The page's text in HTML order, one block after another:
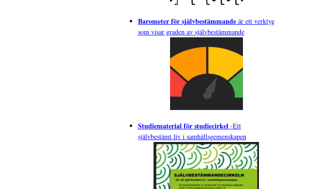
Barometer för självbestämmandeär ett verktyg
som visar graden av självbestämmande
Studiematerial för studiecirkel-Ett
självbestämt liv i samhällsgemenskapen